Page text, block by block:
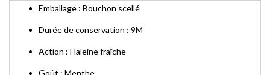
Emballage : Bouchon scellé
Durée de conservation : 9M
Action : Haleine fraîche
Goût : Menthe